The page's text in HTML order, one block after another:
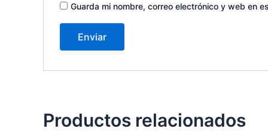
Guarda mi nombre, correo electrónico y web en
Productos relacionados